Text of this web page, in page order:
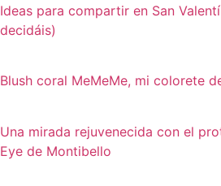
Ideas para compartir en San
decidáis)
Blush coral MeMeMe, mi colorete
Una mirada rejuvenecida con el
Eye de Montibello